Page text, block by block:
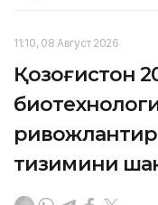
11:10, 08 Август 2026
Қозоғистон
тизимини